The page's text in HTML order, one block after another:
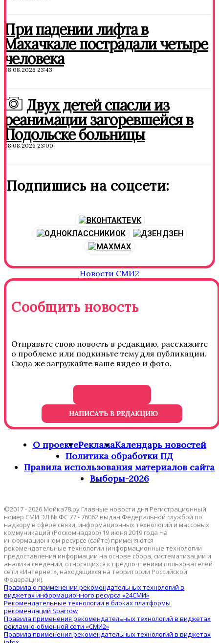
При падении лифта в
Махачкале пострадали четыре
человека
08.08.2026 23:43
Двух детей спасли из
реанимации загоревшейся в
Подольске больницы
08.08.2026 23:00
Подпишись на соцсети:
VK
OK
ДЗЕН
MAX
Новости СМИ2
Сообщить новость
Отправьте свою новость в редакцию, расскажите
о проблеме или подкиньте тему для публикации.
Сюда же загружайте ваше видео и фото.
НАПИСАТЬ В РЕДАКЦИЮ
О проектеРекламаКалендарь новостей
Политика обработки ПД
Правила использования материалов сайта
Выборы-2026
©2017 - 2026 Мойка78.ру Главные новости дня Регистрационный
номер СМИ ЭЛ № ФС 77 - 76062 выдан Федеральной службой по
надзору в сфере связи, информационных технологий и массовых
коммуникаций (Роскомнадзор) 19 июня 2019 года На
информационном ресурсе (сайте) применяются
рекомендательные технологии (информационные технологии
предоставления информации на основе сбора, систематизации и
анализа сведений, относящихся к предпочтениям пользователей
сети «Интернет», находящихся на территории Российской
Федерации).
Правила о применении рекомендательных технологий в
виджетах информационного ресурса «24СМИ»
Рекомендательные технологии в блоках платформы
рекомендаций Sparrow
Правила применения рекомендательных технологий в виджетах
рекламно-обменной сети «СМИ2»
Правила применения рекомендательных технологий в виджетах